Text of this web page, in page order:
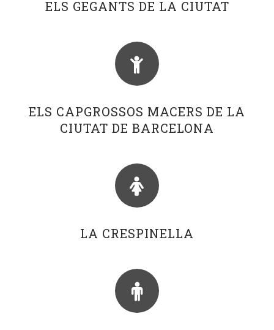
ELS GEGANTS DE LA CIUTAT
ELS CAPGROSSOS MACERS DE LA
CIUTAT DE BARCELONA
LA CRESPINELLA